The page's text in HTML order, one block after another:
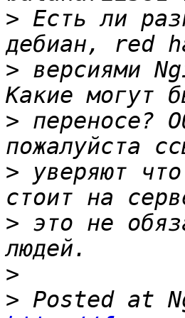
> Есть ли
> версиями
> переносе?
> уверяют
> это не
>
>